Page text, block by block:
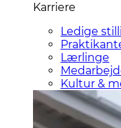
Karriere
Ledige
Lærlinge
Kultur &